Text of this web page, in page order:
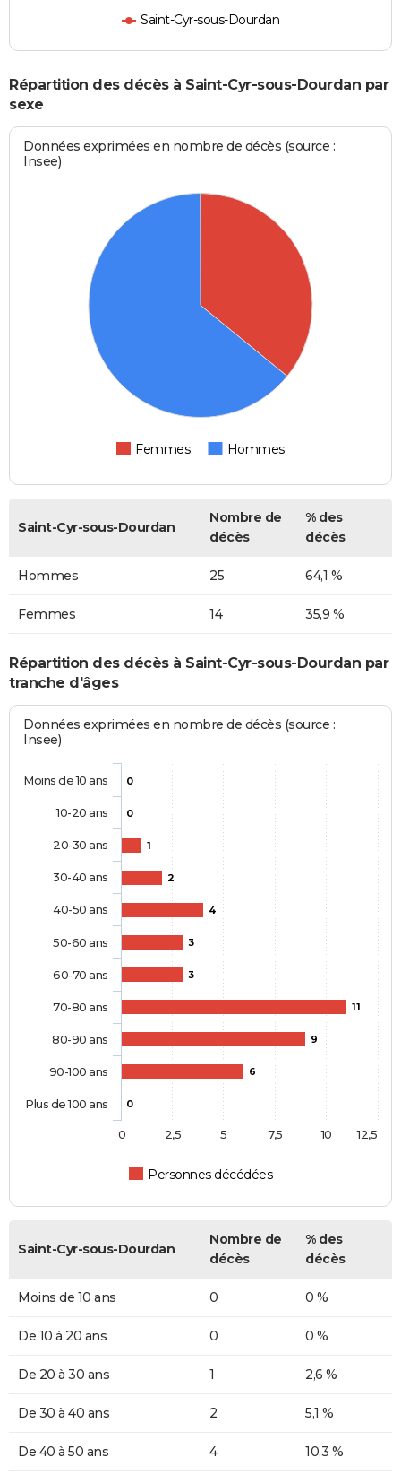
Saint-Cyr-sous-Dourdan
Répartition des décès à Saint-Cyr-sous-Dourdan par
sexe
Données exprimées en nombre de décès (source :
Insee)
Femmes Hommes
Saint-Cyr-sous-Dourdan
Nombre de
décès
% des
décès
Hommes 25 64,1 %
Femmes 14 35,9 %
Répartition des décès à Saint-Cyr-sous-Dourdan par
tranche d'âges
Données exprimées en nombre de décès (source :
Insee)
0
0
1
2
4
3
3
11
9
6
0
Personnes décédées
Moins de 10 ans
10-20 ans
20-30 ans
30-40 ans
40-50 ans
50-60 ans
60-70 ans
70-80 ans
80-90 ans
90-100 ans
Plus de 100 ans
0 10
2,5 5 7,5 12,5
Saint-Cyr-sous-Dourdan
Nombre de
décès
% des
décès
Moins de 10 ans 0 0 %
De 10 à 20 ans 0 0 %
De 20 à 30 ans 1 2,6 %
De 30 à 40 ans 2 5,1 %
De 40 à 50 ans 4 10,3 %